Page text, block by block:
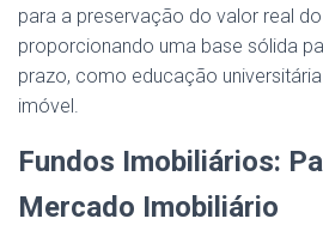
para a preservação do valor real
proporcionando uma base sólida
prazo, como educação
imóvel.
Fundos Imobiliários:
Mercado Imobiliário